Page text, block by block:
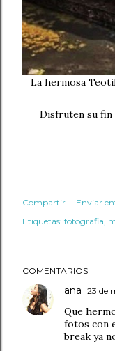
La hermosa
Disfruten su fin
Compartir
Enviar
Etiquetas: fotografia
COMENTARIOS
ana 23 de
Que
fotos con
break ya